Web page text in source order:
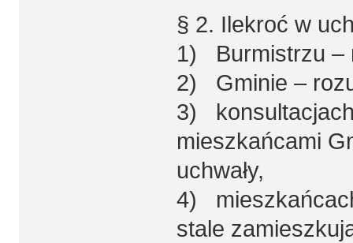
§ 2. Ilekroć w
1) Burmistrzu –
2) Gminie –
3)
mieszkańcami
uchwały,
4)
stale